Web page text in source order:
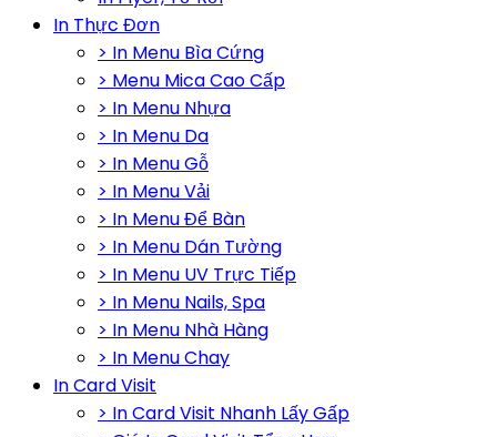
In Thực Đơn
> In Menu Bìa Cứng
> Menu Mica Cao Cấp
> In Menu Nhựa
> In Menu Da
> In Menu Gỗ
> In Menu Vải
> In Menu Để Bàn
> In Menu Dán Tường
> In Menu UV Trực Tiếp
> In Menu Nails, Spa
> In Menu Nhà Hàng
> In Menu Chay
In Card Visit
> In Card Visit Nhanh Lấy Gấp